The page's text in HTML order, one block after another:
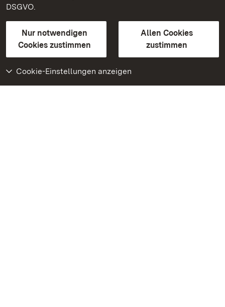
DSGVO.
Nur notwendigen
Cookies zustimmen
Allen Cookies
zustimmen
Cookie-Einstellungen anzeigen
Kontakt
GebärdenspracheLeichte Sprache
Erklärung zur Barrierefreiheit
BITV-konform (geprüfte Seiten)
Weiteres